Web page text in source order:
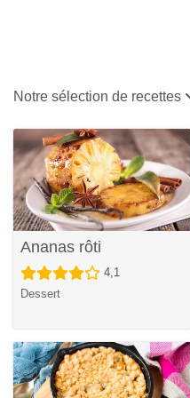
Notre sélection de recettes
Ananas rôti
4,1
Dessert